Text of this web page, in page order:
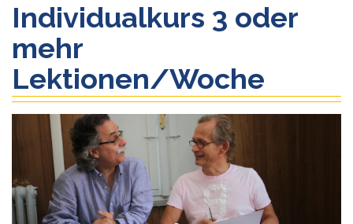
Individualkurs 3 oder
mehr
Lektionen/Woche